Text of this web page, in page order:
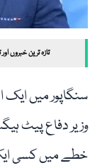
تازہ ترین خبروں
سنگاپور میں
وزیر دفاع پیٹ
خطے میں کسی